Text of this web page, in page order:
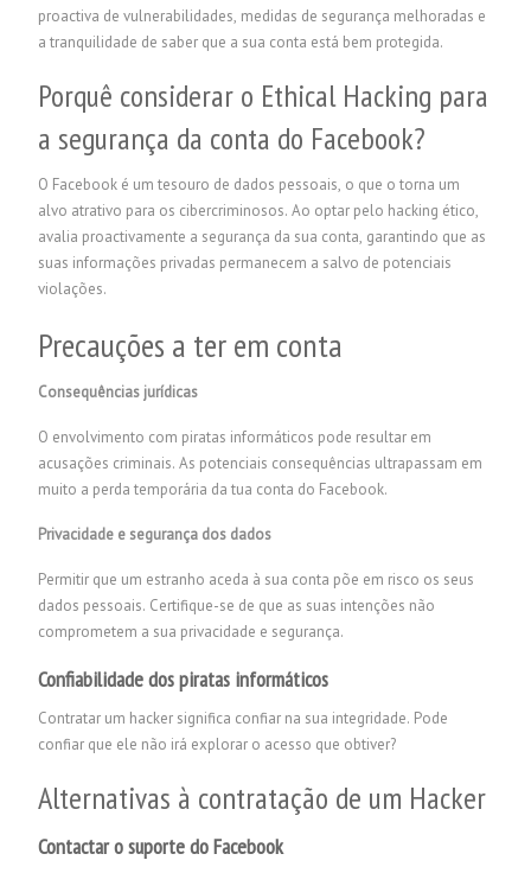
proactiva de vulnerabilidades, medidas de segurança melhoradas e
a tranquilidade de saber que a sua conta está bem protegida.
Porquê considerar o Ethical Hacking para
a segurança da conta do Facebook?
O Facebook é um tesouro de dados pessoais, o que o torna um
alvo atrativo para os cibercriminosos. Ao optar pelo hacking ético,
avalia proactivamente a segurança da sua conta, garantindo que as
suas informações privadas permanecem a salvo de potenciais
violações.
Precauções a ter em conta
Consequências jurídicas
O envolvimento com piratas informáticos pode resultar em
acusações criminais. As potenciais consequências ultrapassam em
muito a perda temporária da tua conta do Facebook.
Privacidade e segurança dos dados
Permitir que um estranho aceda à sua conta põe em risco os seus
dados pessoais. Certifique-se de que as suas intenções não
comprometem a sua privacidade e segurança.
Confiabilidade dos piratas informáticos
Contratar um hacker significa confiar na sua integridade. Pode
confiar que ele não irá explorar o acesso que obtiver?
Alternativas à contratação de um Hacker
Contactar o suporte do Facebook